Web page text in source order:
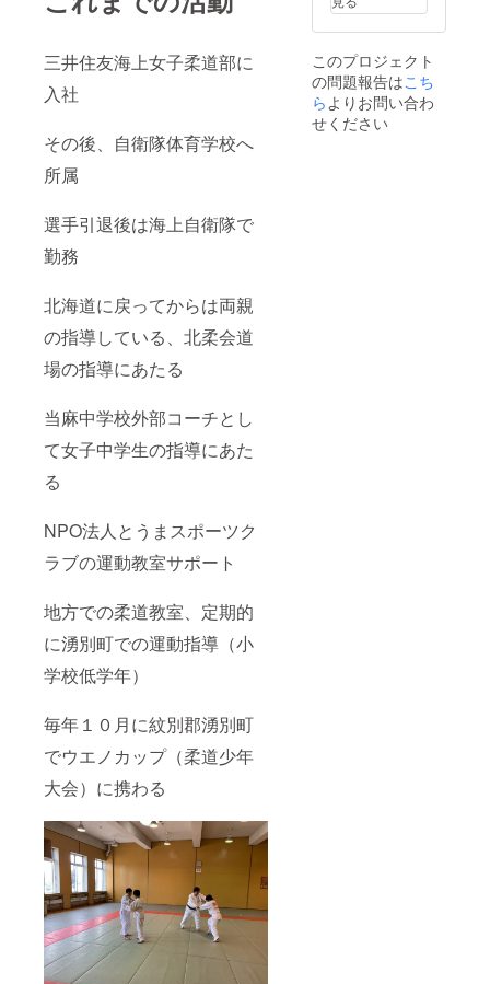
三井住友海上女子柔道部に
入社
その後、自衛隊体育学校へ
所属
選手引退後は海上自衛隊で
勤務
北海道に戻ってからは両親
の指導している、北柔会道
場の指導にあたる
当麻中学校外部コーチとし
て女子中学生の指導にあた
る
NPO法人とうまスポーツク
ラブの運動教室サポート
地方での柔道教室、定期的
に湧別町での運動指導（小
学校低学年）
毎年１０月に紋別郡湧別町
でウエノカップ（柔道少年
大会）に携わる
限：令
和4年4
和9年3
月末
日 休
館日を
除く）
このプロジェクト
の問題報告はこち
らよりお問い合わ
せください